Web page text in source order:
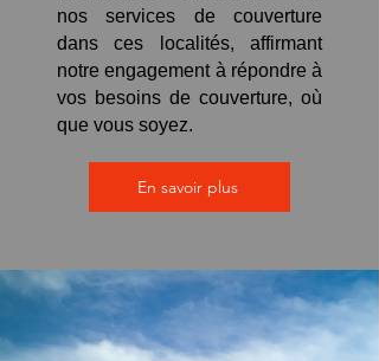
nos services de couverture
dans ces localités, affirmant
notre engagement à répondre à
vos besoins de couverture, où
que vous soyez.
En savoir plus